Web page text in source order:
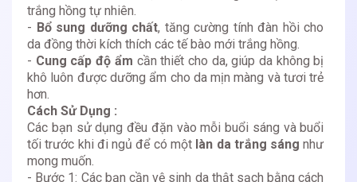
trắng hồng tự nhiên.
- Bổ sung dưỡng chất, tăng cường tính đàn hồi cho
da đồng thời kích thích các tế bào mới trắng hồng.
- Cung cấp độ ẩm cần thiết cho da, giúp da không bị
khô luôn được dưỡng ẩm cho da mịn màng và tươi trẻ
hơn.
Cách Sử Dụng :
Các bạn sử dụng đều đặn vào mỗi buổi sáng và buổi
tối trước khi đi ngủ để có một làn da trắng sáng như
mong muốn.
- Bước 1: Các bạn cần vệ sinh da thật sạch bằng cách